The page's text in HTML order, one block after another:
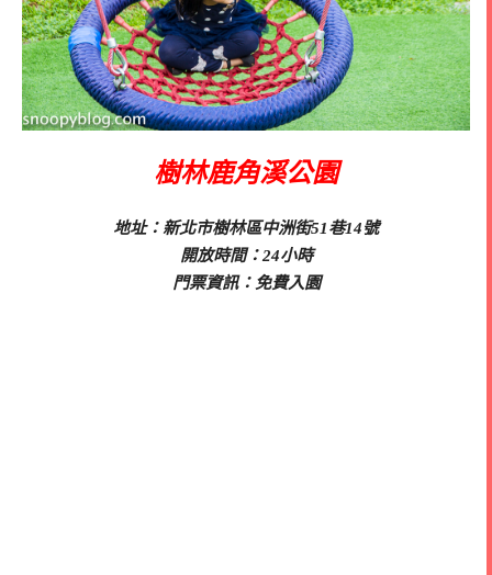
樹林鹿角溪公園
地址：新北市樹林區中洲街51巷14號
開放時間：24小時
門票資訊：免費入園